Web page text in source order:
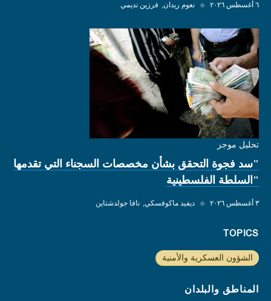
٦ أغسطس ٢٠٢٦ ◆ نعوم ريدان فرزين نديمي
تحليل موجز
"سد فجوة التحقق بشأن مخصصات السجناء التي تقدمها
"السلطة الفلسطينية
٣ أغسطس ٢٠٢٦ ◆ ديفيد ماكوفسكي نافا جولدشتاين
TOPICS
الشؤون العسكرية والأمنية
المناطق والبلدان